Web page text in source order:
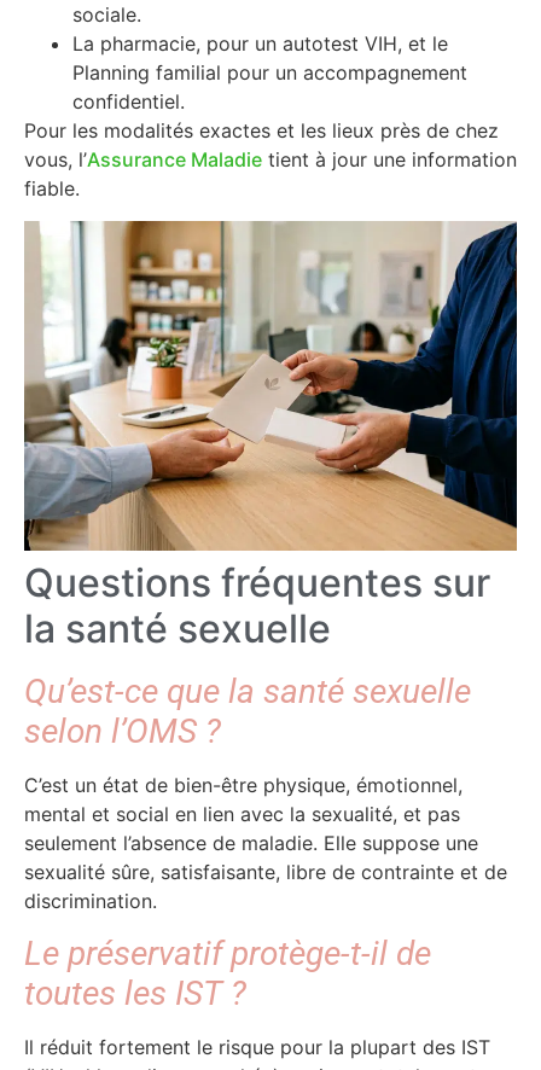
sociale.
La pharmacie, pour un autotest VIH, et le
Planning familial pour un accompagnement
confidentiel.
Pour les modalités exactes et les lieux près de chez
vous, l’Assurance Maladie tient à jour une information
fiable.
Questions fréquentes sur
la santé sexuelle
Qu’est-ce que la santé sexuelle
selon l’OMS ?
C’est un état de bien-être physique, émotionnel,
mental et social en lien avec la sexualité, et pas
seulement l’absence de maladie. Elle suppose une
sexualité sûre, satisfaisante, libre de contrainte et de
discrimination.
Le préservatif protège-t-il de
toutes les IST ?
Il réduit fortement le risque pour la plupart des IST